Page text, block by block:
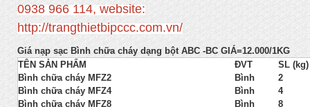
0938 966 114, website:
http://trangthietbipccc.com.vn/
Giá nạp sạc Bình chữa cháy dạng bột ABC -BC GIÁ=12.000/1KG
TÊN SẢN PHẨM
ĐVT
SL (kg)
Bình chữa cháy MFZ2
Bình
2
Bình chữa cháy MFZ4
Bình
4
Bình chữa cháy MFZ8
Bình
8